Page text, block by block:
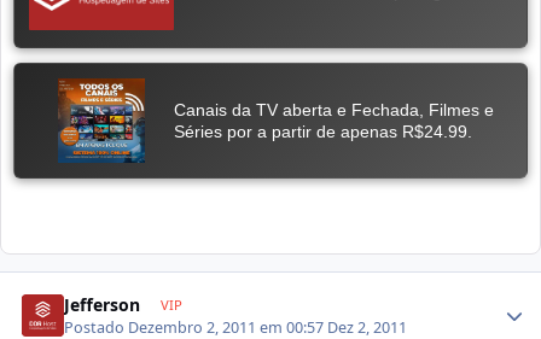
Jefferson VIP
Postado Dezembro 2, 2011 em 00:57 Dez 2, 2011